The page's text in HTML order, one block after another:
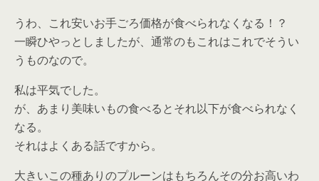
うわ、これ安いお手ごろ価格が食べられなくなる！？
一瞬ひやっとしましたが、通常のもこれはこれでそうい
うものなので。
私は平気でした。
が、あまり美味いもの食べるとそれ以下が食べられなく
なる。
それはよくある話ですから。
大きいこの種ありのプルーンはもちろんその分お高いわ